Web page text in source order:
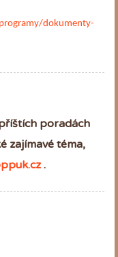
dokumenty-
poradách
zajímavé téma,
.